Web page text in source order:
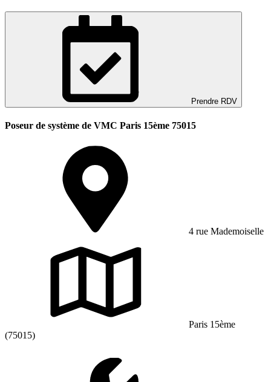
Prendre RDV
Poseur de système de VMC Paris 15ème 75015
4 rue Mademoiselle
Paris 15ème
(75015)